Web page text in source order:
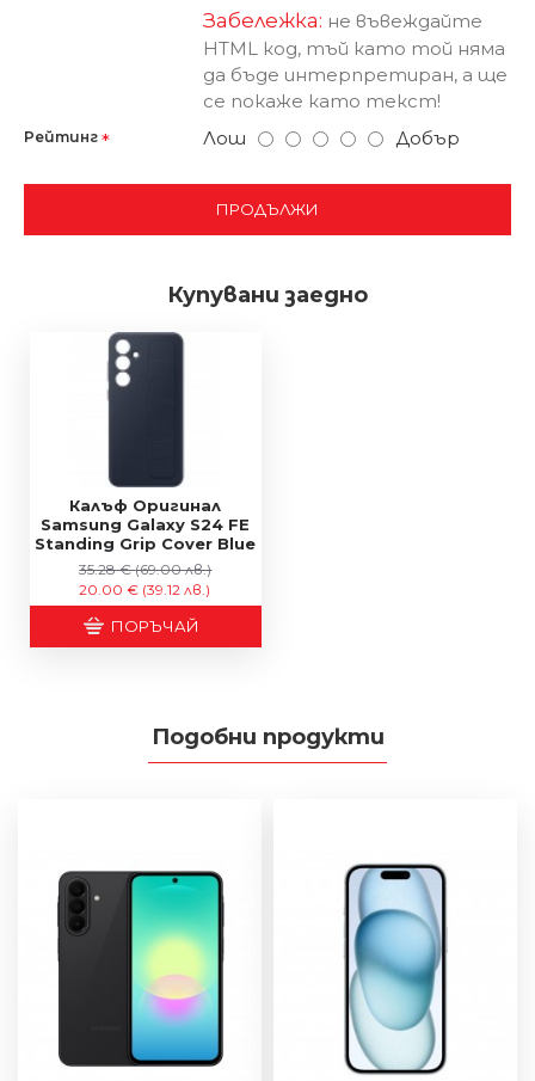
Забележка: не въвеждайте
HTML код, тъй като той няма
да бъде интерпретиран, а ще
се покаже като текст!
Рейтинг Лош Добър
ПРОДЪЛЖИ
Купувани заедно
Калъф Оригинал
Samsung Galaxy S24 FE
Standing Grip Cover Blue
20.00 € (39.12 лв.)
35.28 €(69.00 лв.)
ПОРЪЧАЙ
Подобни продукти